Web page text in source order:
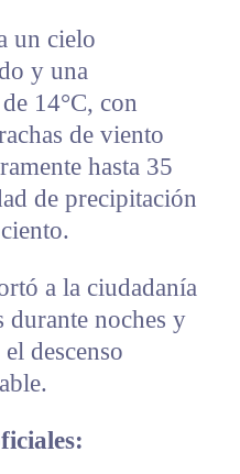
un cielo
y una
14°C, con
de viento
hasta 35
de precipitación
a la ciudadanía
durante noches y
descenso